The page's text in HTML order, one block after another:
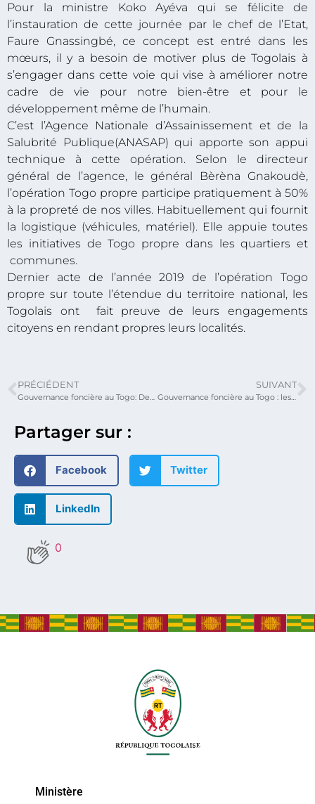
Partager sur :
Facebook Twitter
LinkedIn
0
Pour la ministre Koko Ayéva qui se félicite de
l’instauration de cette journée par le chef de l’Etat,
Faure Gnassingbé, ce concept est entré dans les
mœurs, il y a besoin de motiver plus de Togolais à
s’engager dans cette voie qui vise à améliorer notre
cadre de vie pour notre bien-être et pour le
développement même de l’humain.
C’est l’Agence Nationale d’Assainissement et de la
Salubrité Publique(ANASAP) qui apporte son appui
technique à cette opération. Selon le directeur
général de l’agence, le général Bèrèna Gnakoudè,
l’opération Togo propre participe pratiquement à 50%
à la propreté de nos villes. Habituellement qui fournit
la logistique (véhicules, matériel). Elle appuie toutes
les initiatives de Togo propre dans les quartiers et
communes.
Dernier acte de l’année 2019 de l’opération Togo
propre sur toute l’étendue du territoire national, les
Togolais ont fait preuve de leurs engagements
citoyens en rendant propres leurs localités.
PRÉCIÉDENT SUIVANT
Gouvernance foncière au Togo : les élus locaux et autres acteurs du grand Lomé sensibilisés sur le contenu du code foncier et domanial.
Ministère